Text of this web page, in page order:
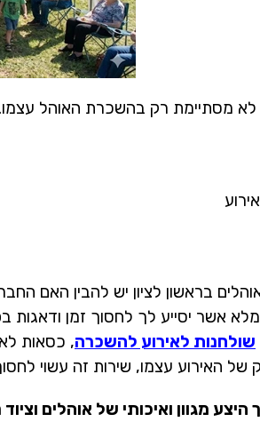
מסתיימת רק בהשכרת האוהל עצמו.
בראשון לציון יש להבין האם
אשר יסייע לך לחסוך זמן ודאגות
שולחנות לאירוע להשכרה, כסאות
של האירוע עצמו, שירות זה עשוי
מגוון ואיכותי של אוהלים